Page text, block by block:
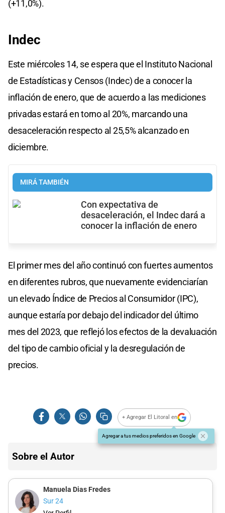
(+11,0%).
Indec
Este miércoles 14, se espera que el Instituto Nacional
de Estadísticas y Censos (Indec) de a conocer la
inflación de enero, que de acuerdo a las mediciones
privadas estará en torno al 20%, marcando una
desaceleración respecto al 25,5% alcanzado en
diciembre.
MIRÁ TAMBIÉN
Con expectativa de
desaceleración, el Indec dará a
conocer la inflación de enero
El primer mes del año continuó con fuertes aumentos
en diferentes rubros, que nuevamente evidenciarían
un elevado Índice de Precios al Consumidor (IPC),
aunque estaría por debajo del indicador del último
mes del 2023, que reflejó los efectos de la devaluación
del tipo de cambio oficial y la desregulación de
precios.
+ Agregar El Litoral en
Agregar a tus medios preferidos en Google
Sobre el Autor
Manuela Dias Fredes
Sur 24